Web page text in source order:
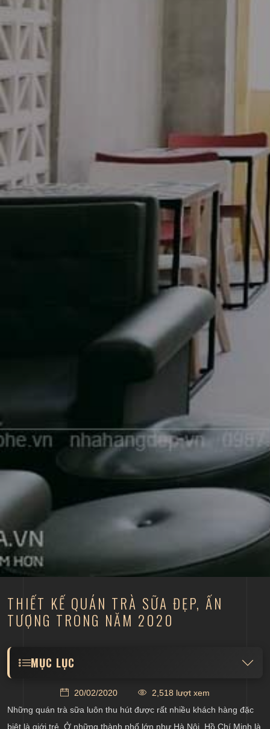
THIẾT KẾ QUÁN TRÀ SỮA ĐẸP, ẤN
TƯỢNG TRONG NĂM 2020
MỤC LỤC
Thiết kế quán trà sữa theo phong cách hiện đại ưa
chuộng
20/02/2020
2,518 lượt xem
Những quán trà sữa luôn thu hút được rất nhiều khách hàng đặc
biệt là giới trẻ. Ở những thành phố lớn như Hà Nội, Hồ Chí Minh là